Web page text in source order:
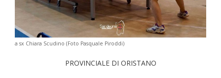
a sx Chiara Scudino (Foto Pasquale Piroddi)
PROVINCIALE DI ORISTANO